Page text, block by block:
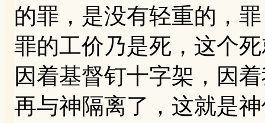
的罪，是没有轻重的，
罪的工价乃是死，这个
因着基督钉十字架，因
再与神隔离了，这就是